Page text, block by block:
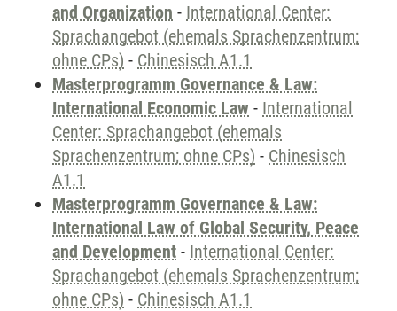
and Organization - International Center:
Sprachangebot (ehemals Sprachenzentrum;
ohne CPs) - Chinesisch A1.1
Masterprogramm Governance & Law:
International Economic Law - International
Center: Sprachangebot (ehemals
Sprachenzentrum; ohne CPs) - Chinesisch
A1.1
Masterprogramm Governance & Law:
International Law of Global Security, Peace
and Development - International Center:
Sprachangebot (ehemals Sprachenzentrum;
ohne CPs) - Chinesisch A1.1